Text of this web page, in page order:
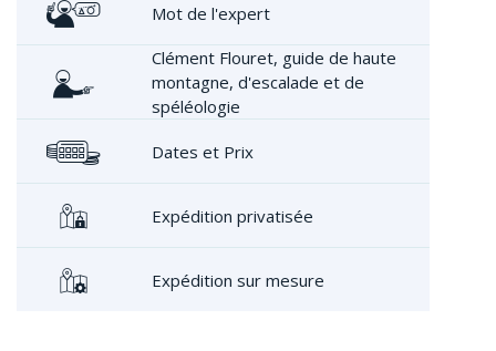
Mot de l'expert
Clément Flouret, guide de haute
montagne, d'escalade et de
spéléologie
Dates et Prix
Expédition privatisée
Expédition sur mesure